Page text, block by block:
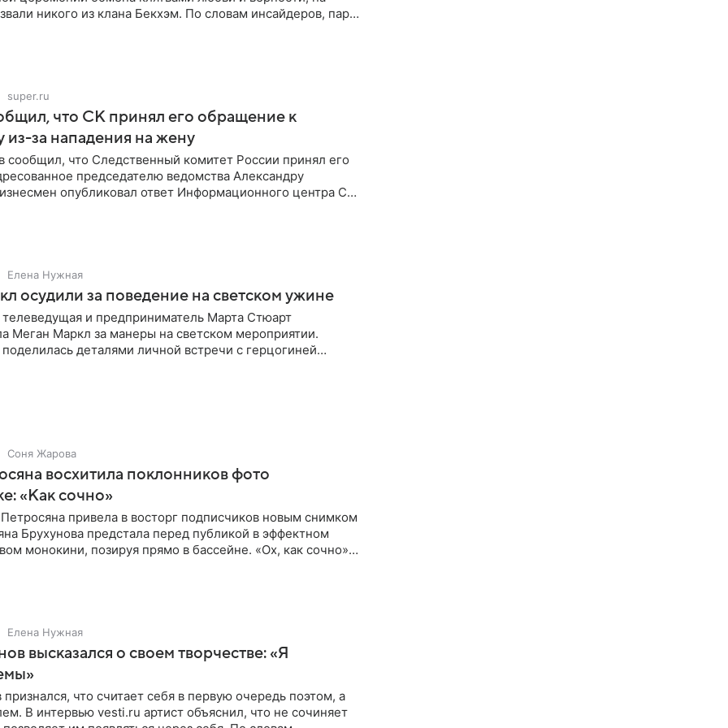
никого из клана Бекхэм. По словам инсайдеров, пара
super.ru
что СК принял его обращение к
из-за нападения на жену
сообщил, что Следственный комитет России принял его
председателю ведомства Александру
опубликовал ответ Информационного центра СК
Елена Нужная
осудили за поведение на светском ужине
и предприниматель Марта Стюарт
Меган Маркл за манеры на светском мероприятии.
деталями личной встречи с герцогиней
Соня Жарова
восхитила поклонников фото
«Как сочно»
привела в восторг подписчиков новым снимком
Брухунова предстала перед публикой в эффектном
монокини, позируя прямо в бассейне. «Ох, как сочно»,
Елена Нужная
высказался о своем творчестве: «Я
что считает себя в первую очередь поэтом, а
В интервью vesti.ru артист объяснил, что не сочиняет